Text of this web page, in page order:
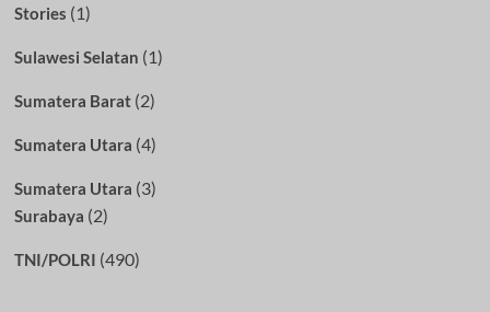
Stories (1)
Sulawesi Selatan (1)
Sumatera Barat(2)
Sumatera Utara (4)
Sumatera Utara (3)
Surabaya (2)
TNI/POLRI (490)